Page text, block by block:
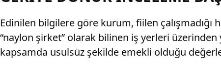
Edinilen bilgilere göre kurum, fiilen çalışmadığı
“naylon şirket” olarak bilinen iş yerleri
kapsamda usulsüz şekilde emekli olduğu